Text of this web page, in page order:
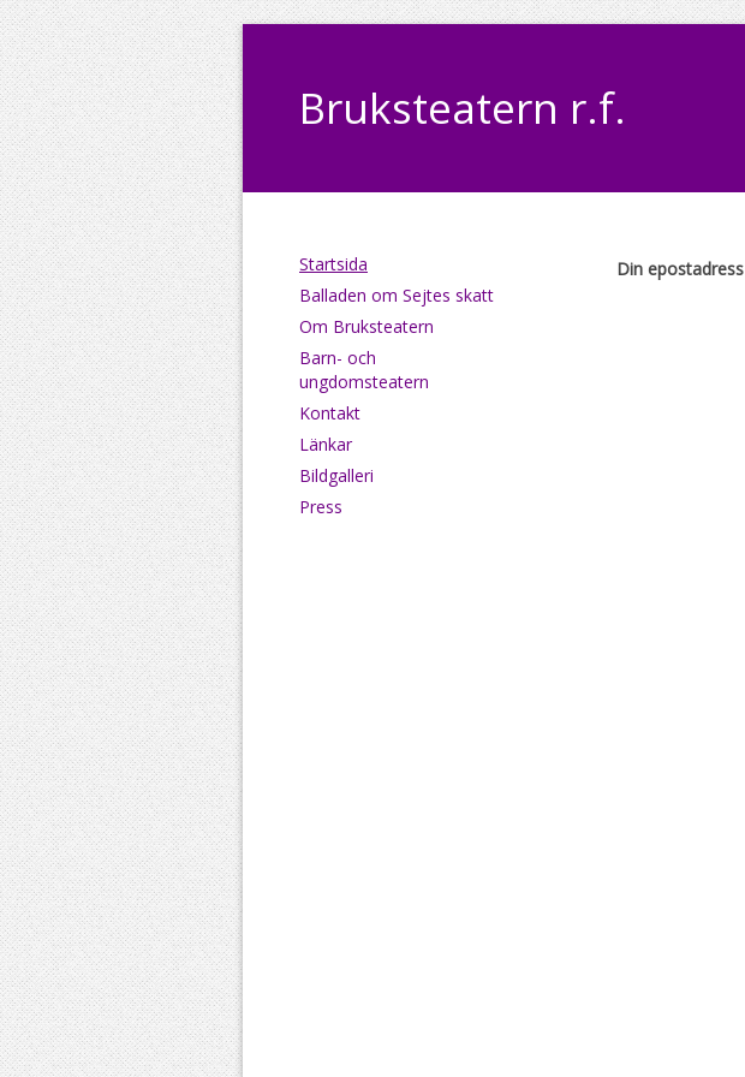
Bruksteatern r.f.
Startsida
Balladen om Sejtes skatt
Om Bruksteatern
Barn- och
ungdomsteatern
Kontakt
Länkar
Bildgalleri
Press
Din epostadress